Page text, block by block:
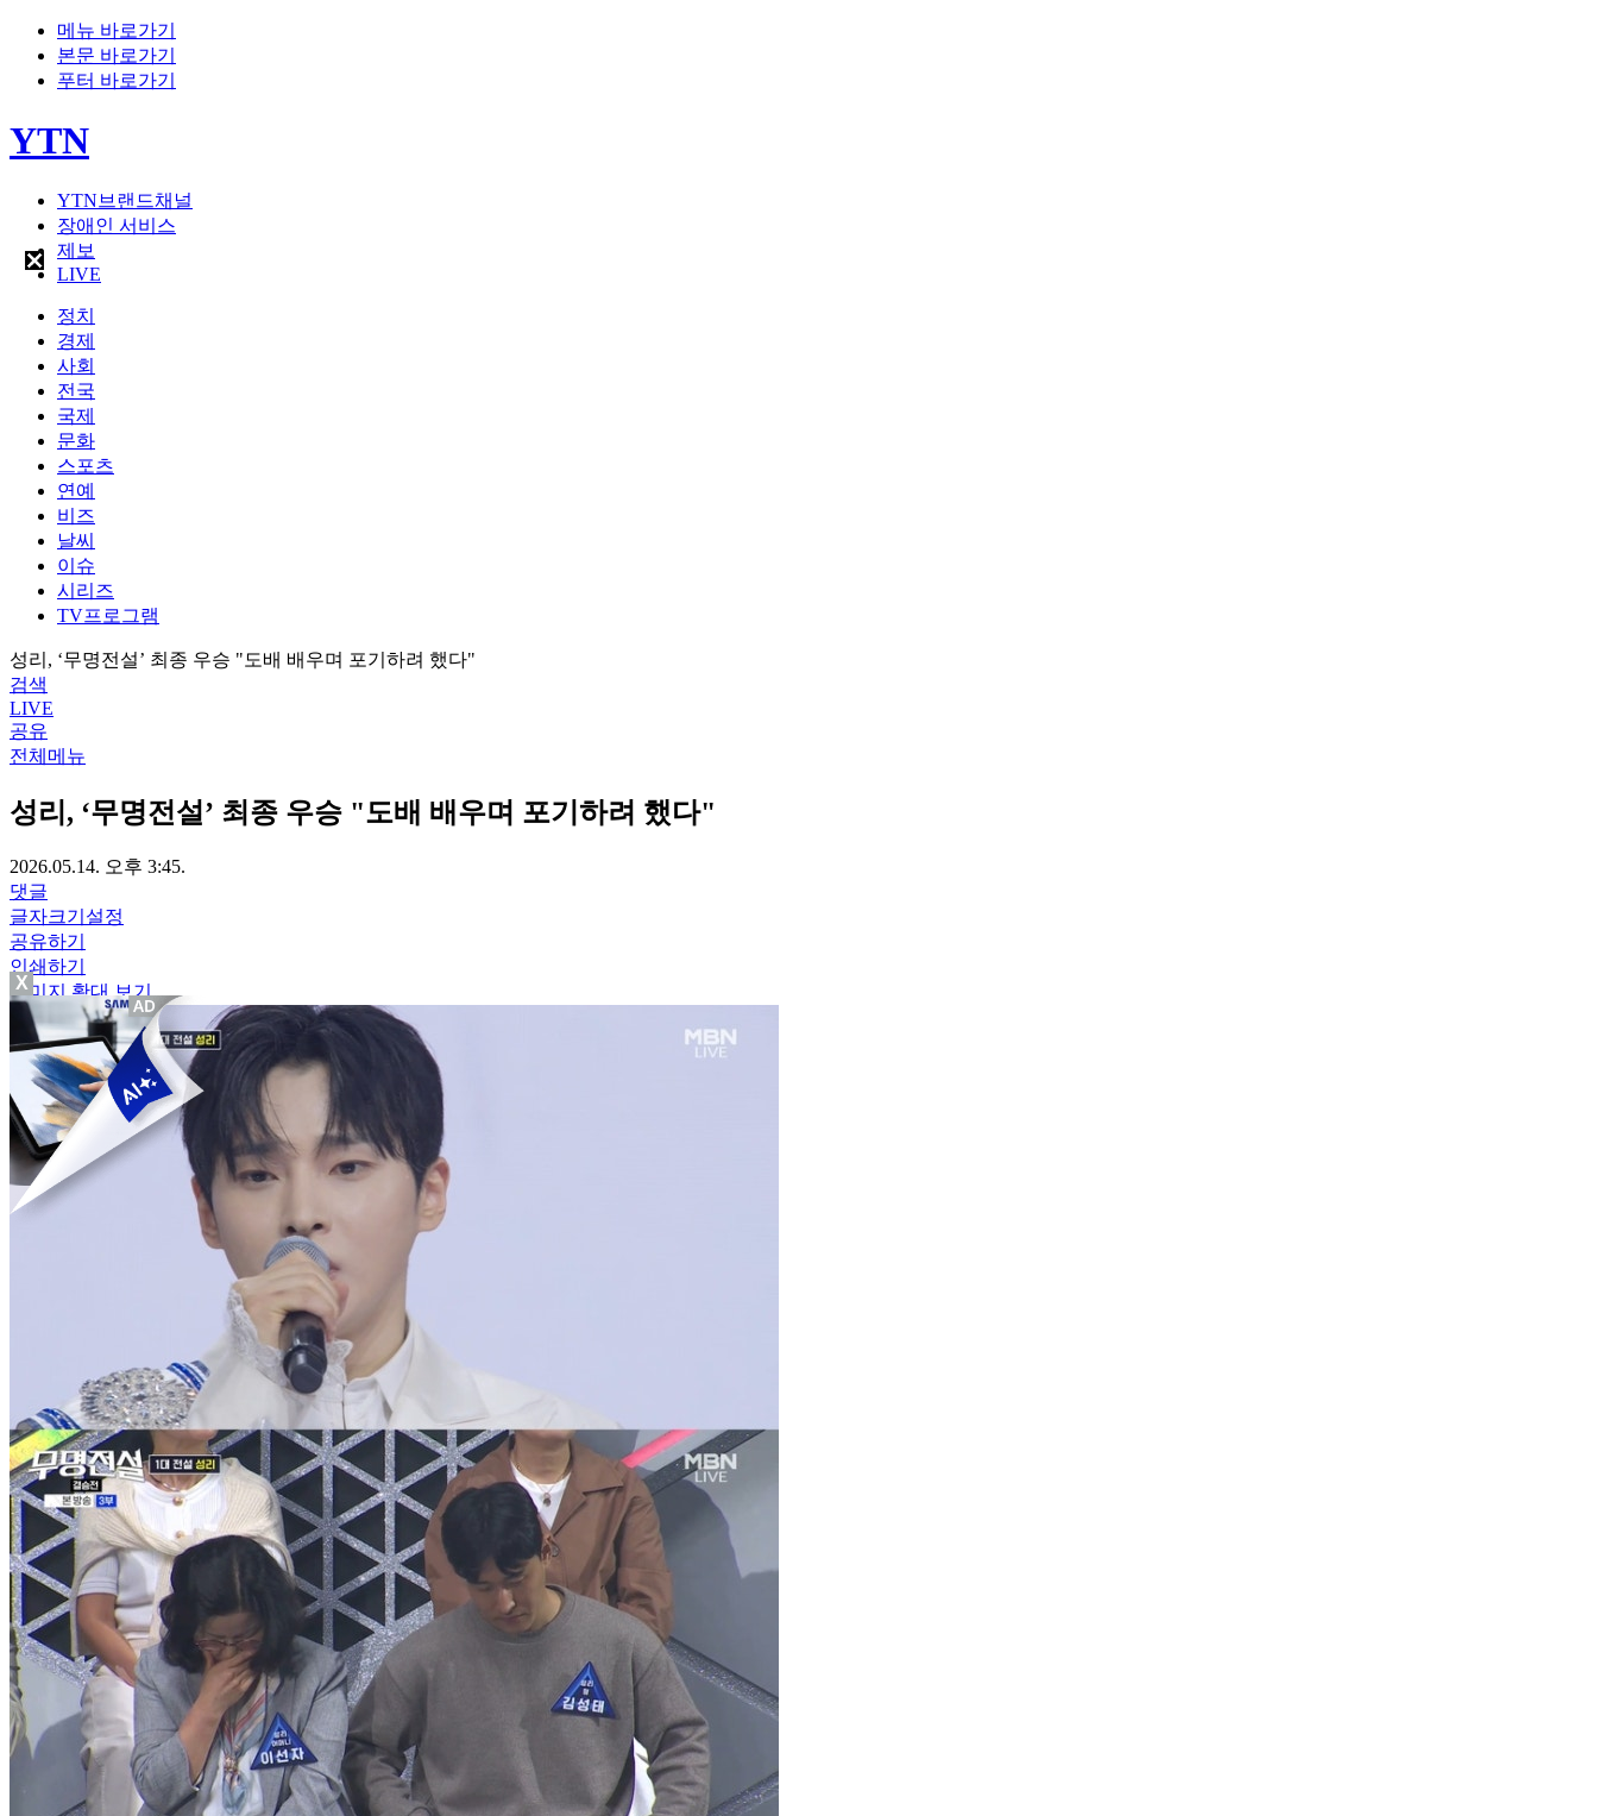
메뉴 바로가기
본문 바로가기
푸터 바로가기
YTN
YTN브랜드채널
장애인 서비스
제보
LIVE
정치
경제
사회
전국
국제
문화
스포츠
연예
비즈
날씨
이슈
시리즈
TV프로그램
성리, ‘무명전설’ 최종 우승 "도배 배우며 포기하려 했다"
검색
LIVE
공유
전체메뉴
성리, ‘무명전설’ 최종 우승 "도배 배우며 포기하려 했다"
2026.05.14. 오후 3:45.
댓글
글자크기설정
공유하기
인쇄하기
이미지 확대 보기
X